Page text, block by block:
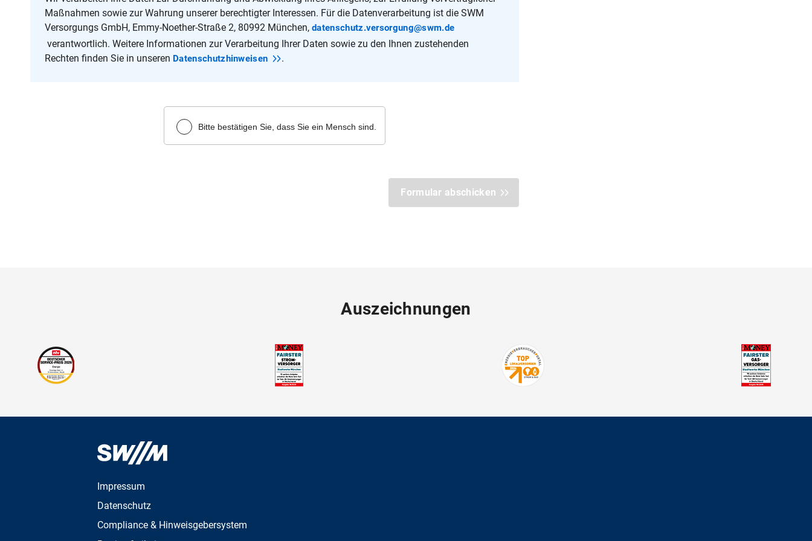
Mehr als 5
Maßnahmen sowie zur Wahrung unserer berechtigter Interessen. Für die Datenverarbeitung ist die SWM
Versorgungs GmbH, Emmy-Noether-Straße 2, 80992 München, datenschutz.versorgung@swm.de
verantwortlich. Weitere Informationen zur Verarbeitung Ihrer Daten sowie zu den Ihnen zustehenden
Rechten finden Sie in unseren Datenschutzhinweisen .
Formular abschicken
Auszeichnungen
Impressum
Datenschutz
Compliance & Hinweisgebersystem